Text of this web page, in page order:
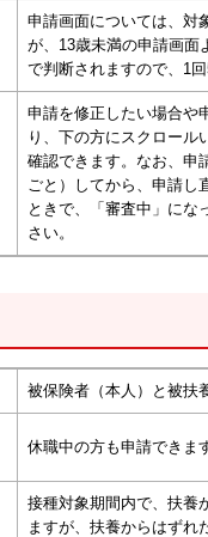
申請画面については、対
が、13歳未満の申請画面
で判断されますので、1
申請を修正したい場合や
り、下の方にスクロール
確認できます。なお、申
ごと）してから、申請し
ときで、「審査中」にな
さい。
被保険者（本人）と被扶
休職中の方も申請できま
接種対象期間内で、扶養
ますが、扶養からはずれ